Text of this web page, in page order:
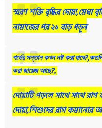
স্মরণ শক্তি বৃদ্ধির দোয়া,মেধা
নামাজের পর ২১ বাড় পড়ুন
গর্ভের সন্তান কখন নষ্ট করা
করা জায়েজ আছে?,
দোয়াটি পড়লে সাথে সাথে
দোয়া,শিশুদের রাগ কমানোর